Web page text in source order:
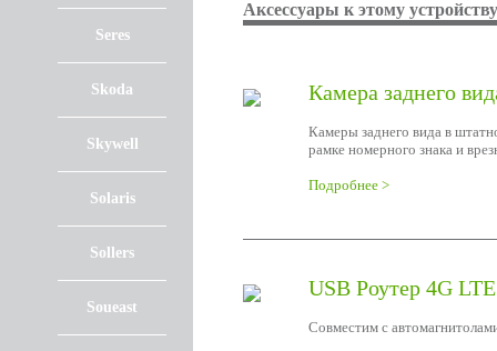
Seres
Skoda
Skywell
Solaris
Sollers
Soueast
Аксессуары к этому устройству
Камера заднего
Камеры заднего вида в
рамке номерного знака и
Подробнее >
USB Роутер 4G LTE
Совместим с